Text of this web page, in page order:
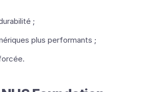
;
plus performants ;